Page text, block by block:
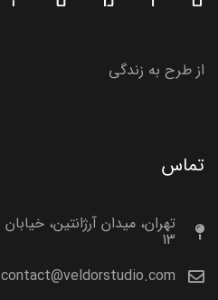
از طرح به زندگی
تماس
13
contact@veldorstudio.com